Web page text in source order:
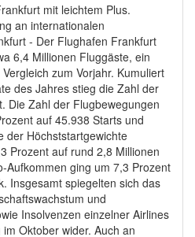
mit leichtem Plus.
an internationalen
- Der Flughafen Frankfurt
6,4 Millionen Fluggäste, ein
zum Vorjahr. Kumuliert
des Jahres stieg die Zahl der
Die Zahl der Flugbewegungen
auf 45.938 Starts und
der Höchststartgewichte
Prozent auf rund 2,8 Millionen
Aufkommen ging um 7,3 Prozent
Insgesamt spiegelten sich das
und
Insolvenzen einzelner Airlines
Oktober wider. Auch an